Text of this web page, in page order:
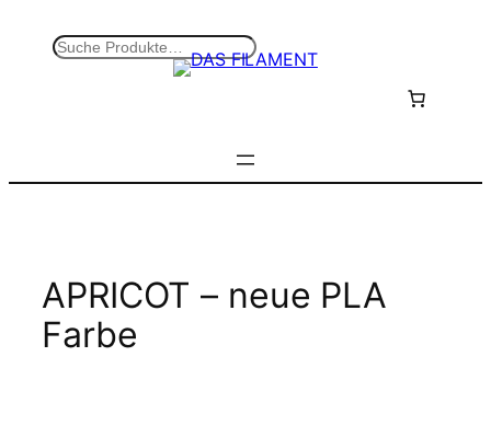
S
APRICOT – neue PLA
Farbe